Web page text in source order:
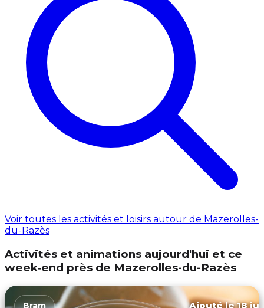
Voir toutes les activités et loisirs autour de Mazerolles-
du-Razès
Activités et animations aujourd'hui et ce
week‑end près de Mazerolles-du-Razès
Bram Ajouté le 18